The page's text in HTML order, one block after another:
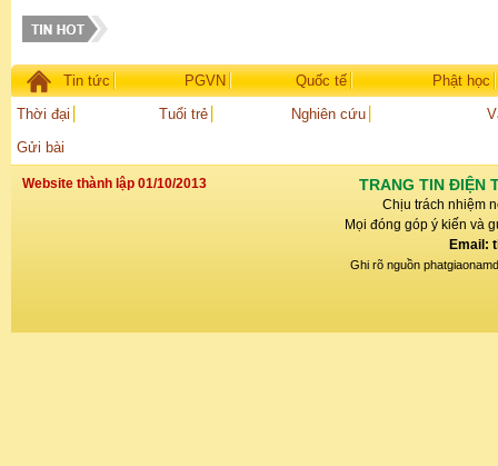
Tin tức PGVN Quốc tế
Phật học
Thời đại
Tuổi trẻ Nghiên cứu
Gửi bài
Website thành lập 01/10/2013 TRANG TIN ĐIỆN
Chịu trách nhiệm
Mọi đóng góp ý kiến và
Email:
Ghi rõ nguồn